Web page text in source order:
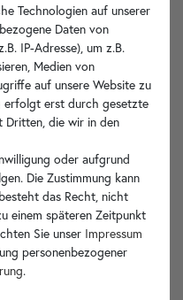
Technologien auf unserer
Daten von
IP-Adresse), um z.B.
Medien von
auf unsere Website zu
erfolgt erst durch gesetzte
Dritten, die wir in den
oder aufgrund
Die Zustimmung kann
das Recht, nicht
einem späteren Zeitpunkt
Sie unser Impressum
personenbezogener
.